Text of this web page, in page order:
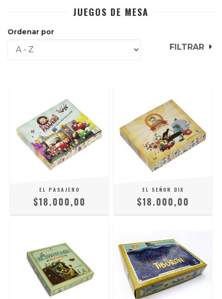
JUEGOS DE MESA
Ordenar por
FILTRAR
EL PASAJERO
$18.000,00
EL SEÑOR DIX
$18.000,00